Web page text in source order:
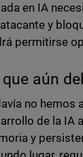
en IA
y
permitirse
que aún
no hemos
de la IA
y